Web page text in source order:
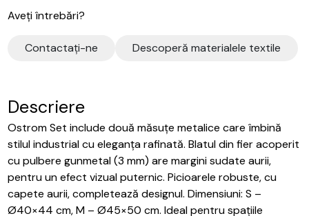
Aveți întrebări?
Contactaţi-ne Descoperă materialele textile
Descriere
Ostrom Set include două măsuțe metalice care îmbină
stilul industrial cu eleganța rafinată. Blatul din fier acoperit
cu pulbere gunmetal (3 mm) are margini sudate aurii,
pentru un efect vizual puternic. Picioarele robuste, cu
capete aurii, completează designul. Dimensiuni: S –
Ø40×44 cm, M – Ø45×50 cm. Ideal pentru spațiile